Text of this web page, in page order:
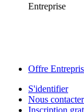
Entreprise
Offre
S'identifier
Nous contacter
Inscription